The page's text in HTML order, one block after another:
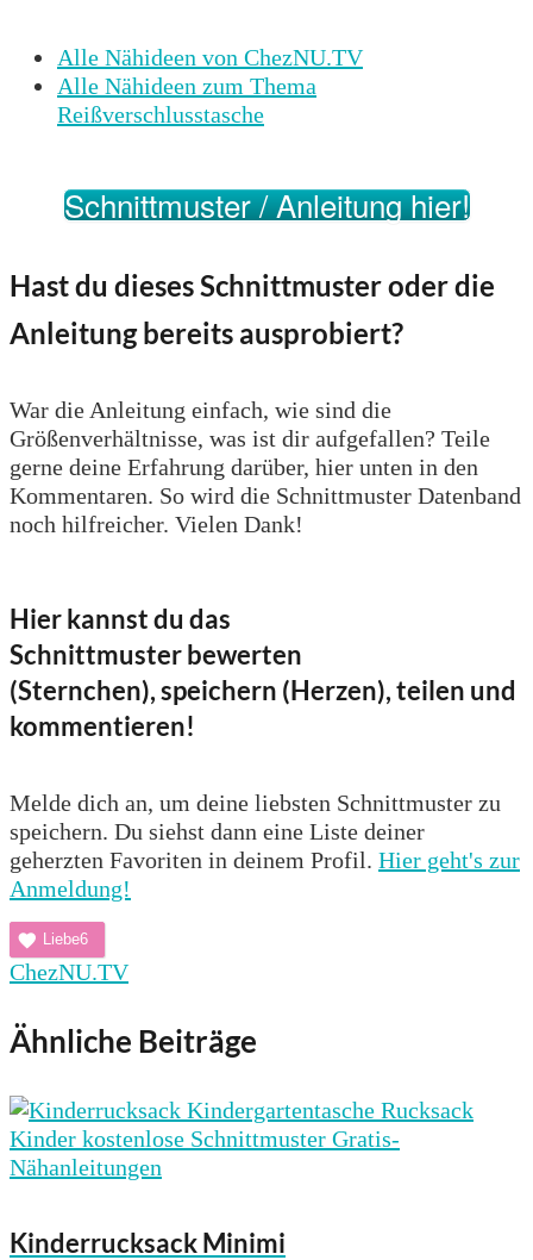
Alle Nähideen von ChezNU.TV
Alle Nähideen zum Thema
Reißverschlusstasche
Schnittmuster / Anleitung hier!
Hast du dieses Schnittmuster oder die
Anleitung bereits ausprobiert?
War die Anleitung einfach, wie sind die
Größenverhältnisse, was ist dir aufgefallen? Teile
gerne deine Erfahrung darüber, hier unten in den
Kommentaren. So wird die Schnittmuster Datenband
noch hilfreicher. Vielen Dank!
Hier kannst du das
Schnittmuster bewerten
(Sternchen), speichern (Herzen), teilen und
kommentieren!
Melde dich an, um deine liebsten Schnittmuster zu
speichern. Du siehst dann eine Liste deiner
geherzten Favoriten in deinem Profil. Hier geht's zur
Anmeldung!
Liebe6
ChezNU.TV
Ähnliche Beiträge
Kinderrucksack Minimi